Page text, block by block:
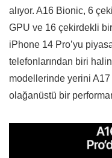
alıyor. A16 Bionic, 6
GPU ve 16 çekirdekli
iPhone 14 Pro’yu
telefonlarından biri
modellerinde yerini A17
olağanüstü bir